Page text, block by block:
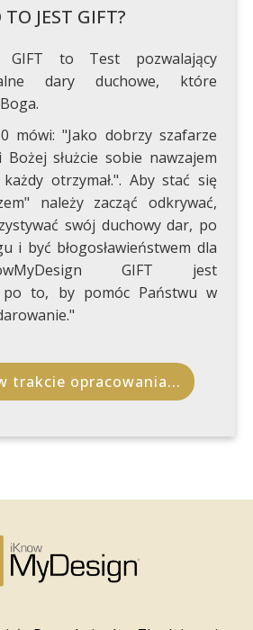
TO JEST GIFT?
GIFT to Test pozwalający
dary duchowe, które
mówi: "Jako dobrzy szafarze
Bożej służcie sobie nawzajem
otrzymał.". Aby stać się
należy zacząć odkrywać,
swój duchowy dar, po
i być błogosławieństwem dla
GIFT jest
po to, by pomóc Państwu w
trakcie opracowania...